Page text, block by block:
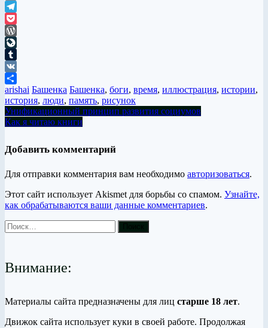
Copy
Link
Telegram
Pocket
WordPress
LiveJournal
Tumblr
VK
Отправить
arishai Башенка Башенка, боги, время, иллюстрация, истории,
история, люди, память, рисунок
Унификационный принцип развития социумов
Как я читаю книги
Добавить комментарий
Для отправки комментария вам необходимо авторизоваться.
Этот сайт использует Akismet для борьбы со спамом. Узнайте,
как обрабатываются ваши данные комментариев.
Внимание:
Материалы сайта предназначены для лиц старше 18 лет.
Движок сайта использует куки в своей работе. Продолжая